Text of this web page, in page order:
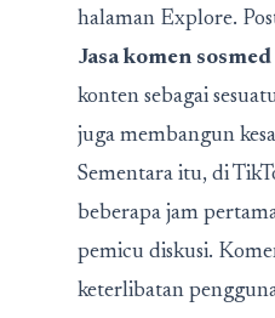
halaman Explore.
Jasa komen sosmed
konten sebagai
juga membangun
Sementara itu, di
beberapa jam
pemicu diskusi.
keterlibatan